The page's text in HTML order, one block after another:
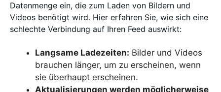
Datenmenge ein, die zum Laden von Bildern und
Videos benötigt wird. Hier erfahren Sie, wie sich eine
schlechte Verbindung auf Ihren Feed auswirkt:
Langsame Ladezeiten: Bilder und Videos
brauchen länger, um zu erscheinen, wenn
sie überhaupt erscheinen.
Aktualisierungen werden möglicherweise